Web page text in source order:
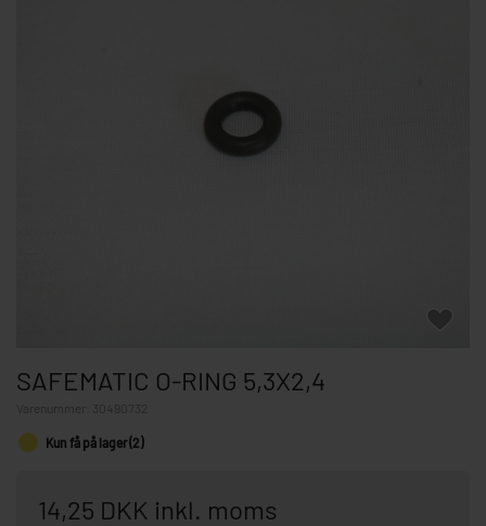
SAFEMATIC O-RING 5,3X2,4
30490732
Kun få på lager (2)
14,25 DKK inkl. moms